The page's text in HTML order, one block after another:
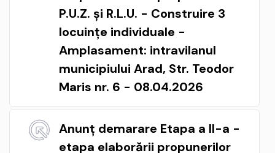
P.U.Z. și R.L.U. - Construire 3
locuințe individuale -
Amplasament: intravilanul
municipiului Arad, Str. Teodor
Maris nr. 6 - 08.04.2026
Anunț demarare Etapa a II-a -
etapa elaborării propunerilor